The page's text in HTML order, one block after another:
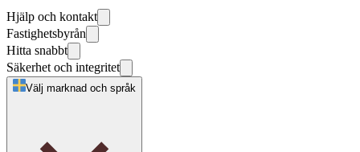
Hjälp och kontakt
Fastighetsbyrån
Hitta snabbt
Säkerhet och integritet
Välj marknad och språk